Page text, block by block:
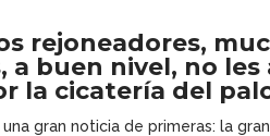
rejoneadores,
a buen nivel, no
la cicatería del
gran noticia de primeras: la